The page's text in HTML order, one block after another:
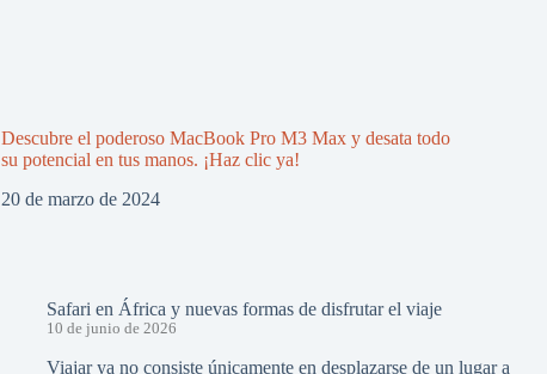
Descubre el poderoso MacBook Pro M3 Max y desata todo
su potencial en tus manos. ¡Haz clic ya!
20 de marzo de 2024
Safari en África y nuevas formas de disfrutar el viaje
10 de junio de 2026
Viajar ya no consiste únicamente en desplazarse de un lugar a